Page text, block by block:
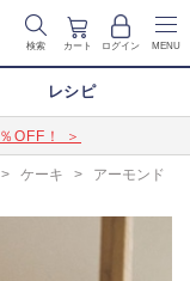
検索 カート ログイン MENU
レシピ
OFF！ ＞
> ケーキ >
アーモンド